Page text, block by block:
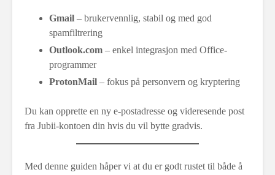
Gmail – brukervennlig, stabil og med god
spamfiltrering
Outlook.com – enkel integrasjon med Office-
programmer
ProtonMail – fokus på personvern og kryptering
Du kan opprette en ny e-postadresse og videresende post
fra Jubii-kontoen din hvis du vil bytte gradvis.
Med denne guiden håper vi at du er godt rustet til både å